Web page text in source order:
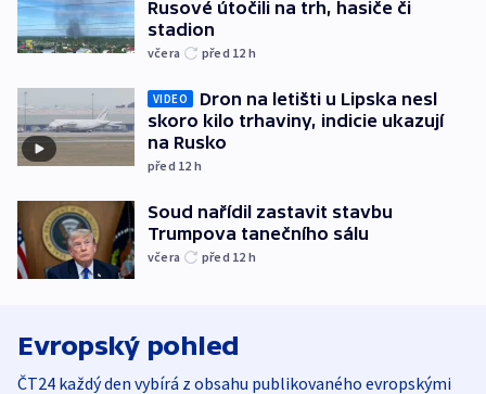
Rusové útočili na trh, hasiče či
stadion
včera před 12 h
VIDEO
Dron na letišti u Lipska nesl
skoro kilo trhaviny, indicie ukazují
na Rusko
před 12 h
Soud nařídil zastavit stavbu
Trumpova tanečního sálu
včera před 12 h
Evropský pohled
ČT24 každý den vybírá z obsahu publikovaného evropskými